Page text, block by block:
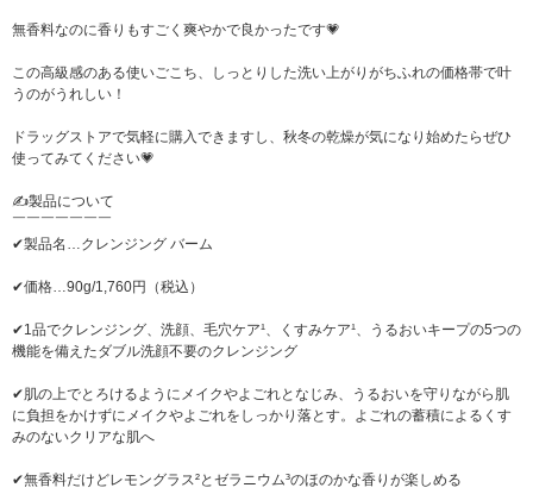
無香料なのに香りもすごく爽やかで良かったです💗
この高級感のある使いごこち、しっとりした洗い上がりがちふれの価格帯で叶
うのがうれしい！
ドラッグストアで気軽に購入できますし、秋冬の乾燥が気になり始めたらぜひ
使ってみてください💗
✍製品について
￣￣￣￣￣￣￣
✔製品名…クレンジング バーム
✔価格…90g/1,760円（税込）
✔1品でクレンジング、洗顔、毛穴ケア¹、くすみケア¹、うるおいキープの5つの
機能を備えたダブル洗顔不要のクレンジング
✔肌の上でとろけるようにメイクやよごれとなじみ、うるおいを守りながら肌
に負担をかけずにメイクやよごれをしっかり落とす。よごれの蓄積によるくす
みのないクリアな肌へ
✔無香料だけどレモングラス²とゼラニウム³のほのかな香りが楽しめる